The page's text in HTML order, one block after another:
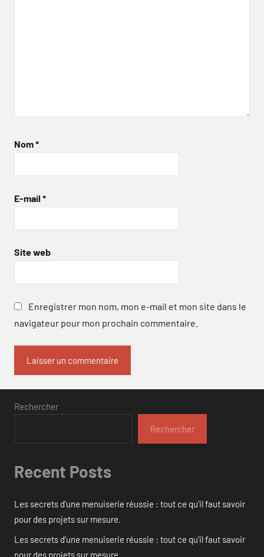
Nom*
E-mail *
Site web
Enregistrer mon nom, mon e-mail et mon site dans le
navigateur pour mon prochain commentaire.
Rechercher
Rechercher
Recent Posts
Les secrets d’une menuiserie réussie : tout ce qu’il faut savoir
pour des projets sur mesure.
Les secrets d’une menuiserie réussie : tout ce qu’il faut savoir
pour des projets sur mesure.